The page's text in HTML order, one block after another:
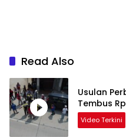
Read Also
Usulan
Tembus
Video Terkini